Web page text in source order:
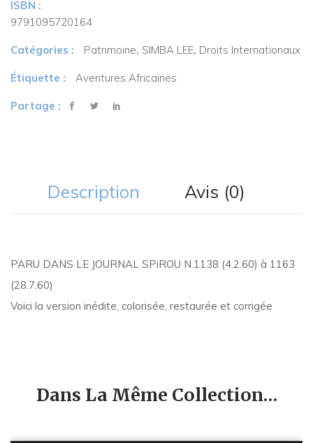
ISBN :
9791095720164
Catégories : Patrimoine, SIMBA LEE, Droits Internationaux
Étiquette : Aventures Africaines
Partage :
Description Avis (0)
PARU DANS LE JOURNAL SPiROU N.1138 (4.2.60) à 1163
(28.7.60)
Voici la version inédite, colorisée, restaurée et corrigée
Dans La Même Collection…